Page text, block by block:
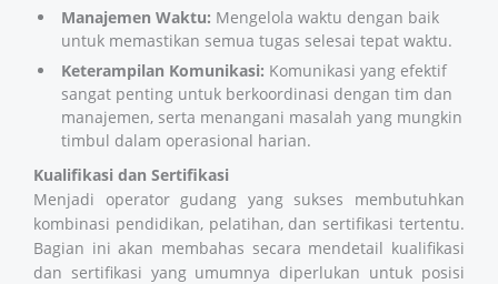
Manajemen Waktu: Mengelola waktu dengan baik
untuk memastikan semua tugas selesai tepat waktu.
Keterampilan Komunikasi: Komunikasi yang efektif
sangat penting untuk berkoordinasi dengan tim dan
manajemen, serta menangani masalah yang mungkin
timbul dalam operasional harian.
Kualifikasi dan Sertifikasi
Menjadi operator gudang yang sukses membutuhkan
kombinasi pendidikan, pelatihan, dan sertifikasi tertentu.
Bagian ini akan membahas secara mendetail kualifikasi
dan sertifikasi yang umumnya diperlukan untuk posisi